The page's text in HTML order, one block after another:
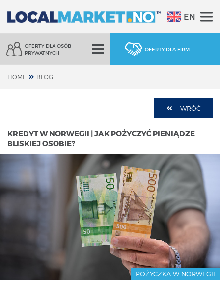
EN
OFERTY DLA OSÓB
PRYWATNYCH
OFERTY DLA FIRM
HOME BLOG
WRÓĆ
KREDYT W NORWEGII | JAK POŻYCZYĆ PIENIĄDZE
BLISKIEJ OSOBIE?
POŻYCZKA W NORWEGII